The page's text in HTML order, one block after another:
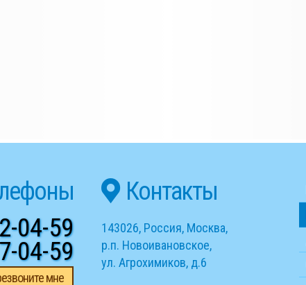
04-59
04-59
мне
Контакты
143026, Россия, Москва,
р.п. Новоивановское,
ул. Агрохимиков, д.6